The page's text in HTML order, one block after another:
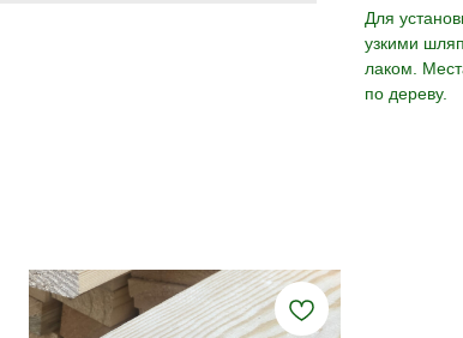
Для
узкими
лаком.
по дереву.